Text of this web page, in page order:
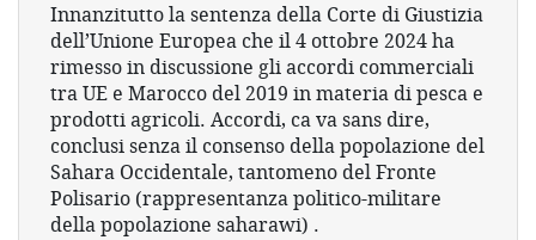
Innanzitutto la sentenza della Corte di Giustizia
dell’Unione Europea che il 4 ottobre 2024 ha
rimesso in discussione gli accordi commerciali
tra UE e Marocco del 2019 in materia di pesca e
prodotti agricoli. Accordi, ca va sans dire,
conclusi senza il consenso della popolazione del
Sahara Occidentale, tantomeno del Fronte
Polisario (rappresentanza politico-militare
della popolazione saharawi) .